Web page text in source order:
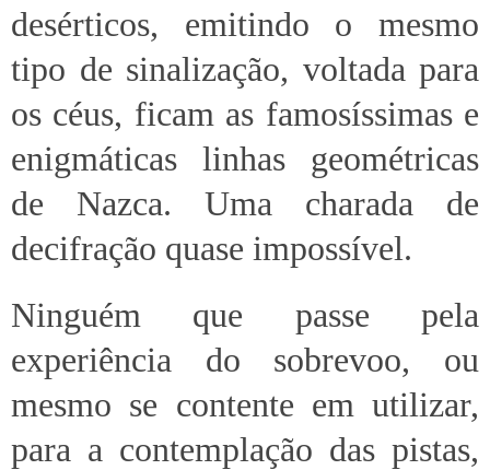
desérticos, emitindo o mesmo
tipo de sinalização, voltada para
os céus, ficam as famosíssimas e
enigmáticas linhas geométricas
de Nazca. Uma charada de
decifração quase impossível.
Ninguém que passe pela
experiência do sobrevoo, ou
mesmo se contente em utilizar,
para a contemplação das pistas,